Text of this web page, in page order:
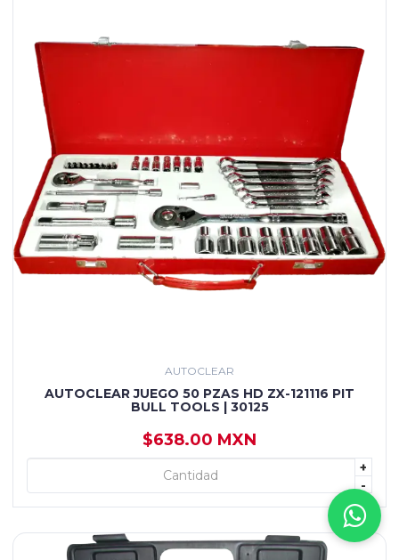
AUTOCLEAR
AUTOCLEAR JUEGO 50 PZAS HD ZX-121116 PIT
BULL TOOLS | 30125
$638.00 MXN
+
-
+ AGREGAR